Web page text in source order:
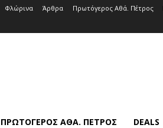
Φλώρινα Άρθρα Πρωτόγερος Αθά. Πέτρος
ΠΡΩΤΌΓΕΡΟΣ ΑΘΆ. ΠΈΤΡΟΣ DEALS